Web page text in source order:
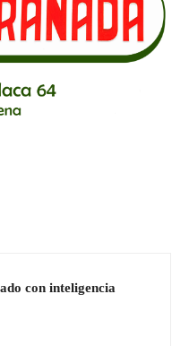
con inteligencia